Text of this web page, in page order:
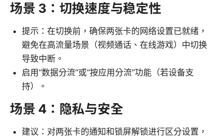
场景 3：切换速度与稳定性
提示：在切换前，确保两张卡的网络设置已就绪，
避免在高流量场景（视频通话、在线游戏）中切换
导致中断。
启用“数据分流”或“按应用分流”功能（若设备支
持）。
场景 4：隐私与安全
建议：对两张卡的通知和锁屏解锁进行区分设置，